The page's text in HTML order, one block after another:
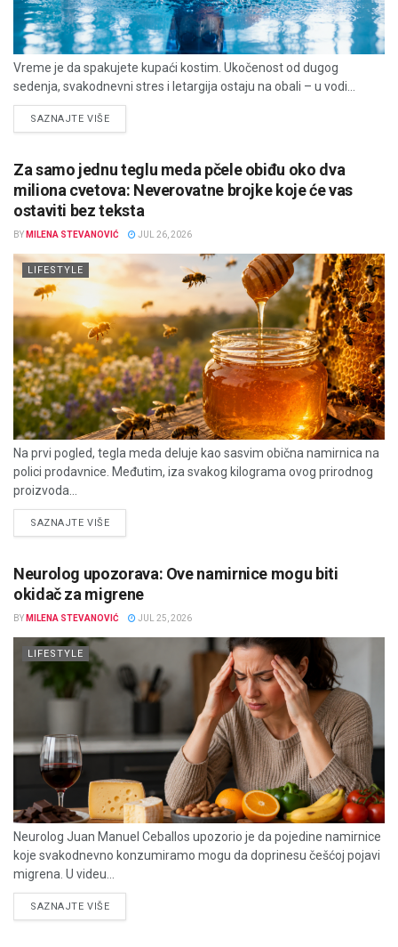
Vreme je da spakujete kupaći kostim. Ukočenost od dugog
sedenja, svakodnevni stres i letargija ostaju na obali – u vodi...
SAZNAJTE VIŠEDETAILS
Za samo jednu teglu meda pčele obiđu oko dva
miliona cvetova: Neverovatne brojke koje će vas
ostaviti bez teksta
BY MILENA STEVANOVIĆ JUL 26, 2026
LIFESTYLE
Na prvi pogled, tegla meda deluje kao sasvim obična namirnica na
polici prodavnice. Međutim, iza svakog kilograma ovog prirodnog
proizvoda...
SAZNAJTE VIŠEDETAILS
Neurolog upozorava: Ove namirnice mogu biti
okidač za migrene
BY MILENA STEVANOVIĆ JUL 25, 2026
LIFESTYLE
Neurolog Juan Manuel Ceballos upozorio je da pojedine namirnice
koje svakodnevno konzumiramo mogu da doprinesu češćoj pojavi
migrena. U videu...
SAZNAJTE VIŠEDETAILS